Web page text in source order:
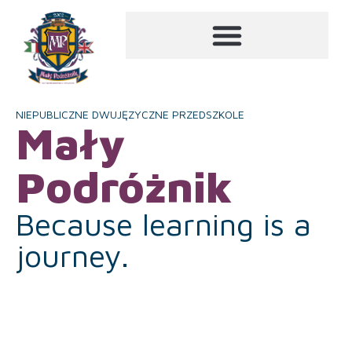
NIEPUBLICZNE DWUJĘZYCZNE PRZEDSZKOLE
Mały
Podróżnik
Because learning is a
journey.